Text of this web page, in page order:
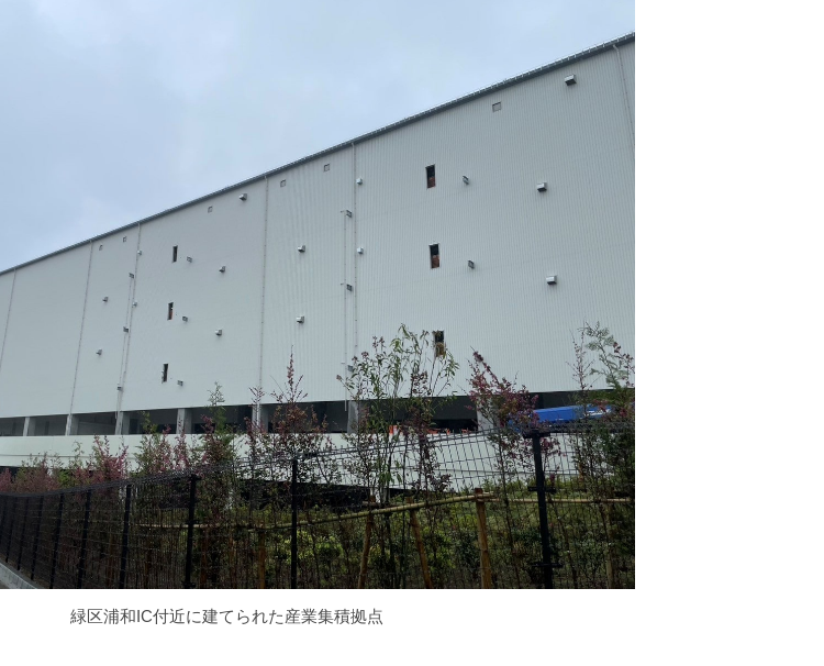
緑区浦和IC付近に建てられた産業集積拠点